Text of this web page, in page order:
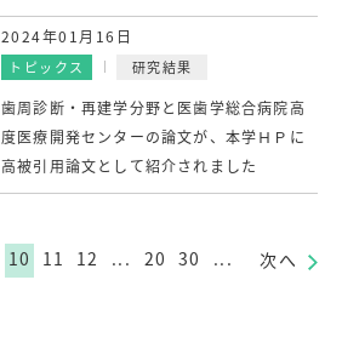
2024年01月16日
トピックス 研究結果
歯周診断・再建学分野と医歯学総合病院高
度医療開発センターの論文が、本学ＨＰに
高被引用論文として紹介されました
10 11 12 ... 20 30 ... 次へ